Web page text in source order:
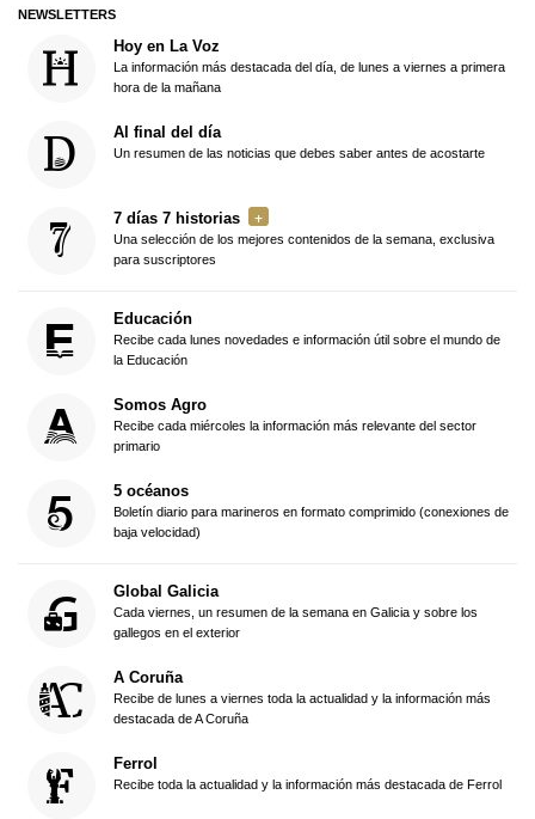
NEWSLETTERS
Hoy en La Voz
La información más destacada del día, de lunes a viernes a primera
hora de la mañana
Al final del día
Un resumen de las noticias que debes saber antes de acostarte
7 días 7 historias
Una selección de los mejores contenidos de la semana, exclusiva
para suscriptores
Educación
Recibe cada lunes novedades e información útil sobre el mundo de
la Educación
Somos Agro
Recibe cada miércoles la información más relevante del sector
primario
5 océanos
Boletín diario para marineros en formato comprimido (conexiones de
baja velocidad)
Global Galicia
Cada viernes, un resumen de la semana en Galicia y sobre los
gallegos en el exterior
A Coruña
Recibe de lunes a viernes toda la actualidad y la información más
destacada de A Coruña
Ferrol
Recibe toda la actualidad y la información más destacada de Ferrol